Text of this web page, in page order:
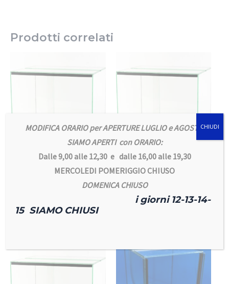
Prodotti correlati
Terrari in vetro
Terrario 80x50x40
Terrari in vetro
Terrario 100x40x40
153,00€
Aggiungi al carrello
MODIFICA ORARIO per APERTURE LUGLIO e AGOSTO
SIAMO APERTI con ORARIO:
Dalle 9,00 alle 12,30 e dalle 16,00 alle 19,30
MERCOLEDI POMERIGGIO CHIUSO
DOMENICA CHIUSO
i giorni 12-13-14-
15 SIAMO CHIUSI
CHIUDI